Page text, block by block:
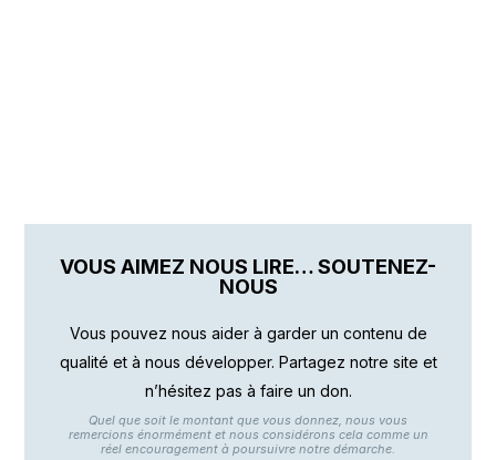
VOUS AIMEZ NOUS LIRE… SOUTENEZ-
NOUS
Vous pouvez nous aider à garder un contenu de
qualité et à nous développer. Partagez notre site et
n’hésitez pas à faire un don.
Quel que soit le montant que vous donnez, nous vous
remercions énormément et nous considérons cela comme un
réel encouragement à poursuivre notre démarche.